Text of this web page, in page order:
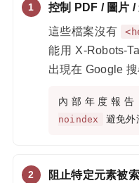
控制 PDF / 圖片 /
這些檔案沒有
能用 X-Robots-
出現在 Google 搜
內部年度報
noindex
避免外
阻止特定元素被索